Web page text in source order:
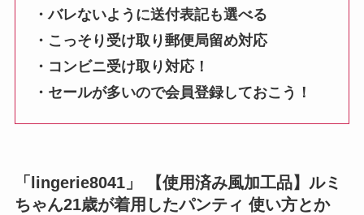
・バレないように送付表記も選べる
・こっそり受け取り郵便局留め対応
・コンビニ受け取り対応！
・セールが多いので会員登録しておこう！
「lingerie8041」 【使用済み風加工品】ルミ
ちゃん21歳が着用したパンティ 使い方とか